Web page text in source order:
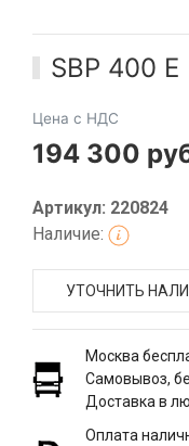
SBP 400 E
Цена с НДС
194 300
Артикул: 220824
Наличие:
УТОЧНИТЬ
Москва
Самовывоз,
Доставка в
Оплата